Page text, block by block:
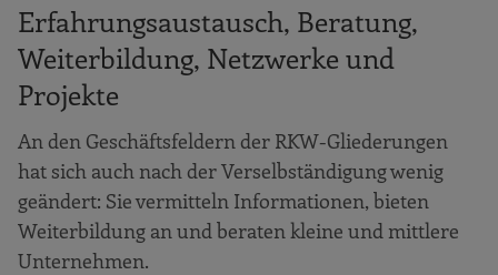
Erfahrungsaustausch, Beratung,
Weiterbildung, Netzwerke und
Projekte
An den Geschäftsfeldern der RKW-Gliederungen
hat sich auch nach der Verselbständigung wenig
geändert: Sie vermitteln Informationen, bieten
Weiterbildung an und beraten kleine und mittlere
Unternehmen.